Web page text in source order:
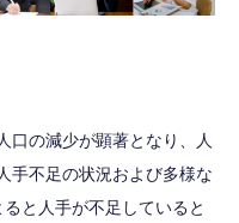
の減少が顕著となり、人
手不足の状況および多様な
ると人手が不足していると